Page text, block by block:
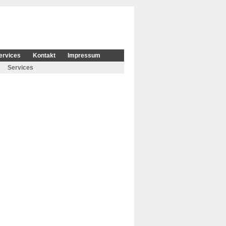
Kontakt
Impressum
Services